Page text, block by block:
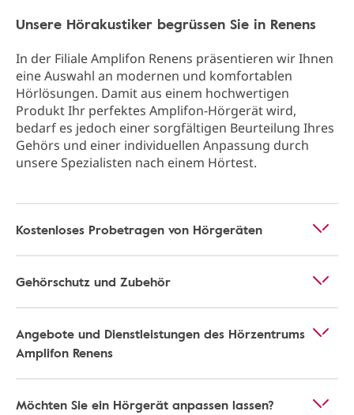
Unsere Hörakustiker begrüssen Sie in Renens
In der Filiale Amplifon Renens präsentieren wir Ihnen
eine Auswahl an modernen und komfortablen
Hörlösungen. Damit aus einem hochwertigen
Produkt Ihr perfektes Amplifon-Hörgerät wird,
bedarf es jedoch einer sorgfältigen Beurteilung Ihres
Gehörs und einer individuellen Anpassung durch
unsere Spezialisten nach einem Hörtest.
Kostenloses Probetragen von Hörgeräten
Gehörschutz und Zubehör
Angebote und Dienstleistungen des Hörzentrums
Amplifon Renens
Möchten Sie ein Hörgerät anpassen lassen?